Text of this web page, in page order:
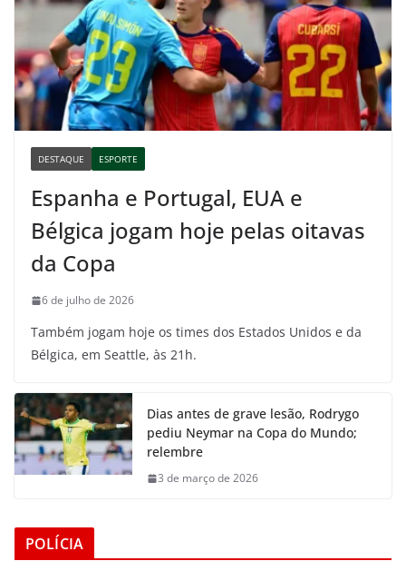
DESTAQUE ESPORTE
Espanha e Portugal, EUA e
Bélgica jogam hoje pelas oitavas
da Copa
6 de julho de 2026
Também jogam hoje os times dos Estados Unidos e da
Bélgica, em Seattle, às 21h.
Dias antes de grave lesão, Rodrygo
pediu Neymar na Copa do Mundo;
relembre
3 de março de 2026
POLÍCIA